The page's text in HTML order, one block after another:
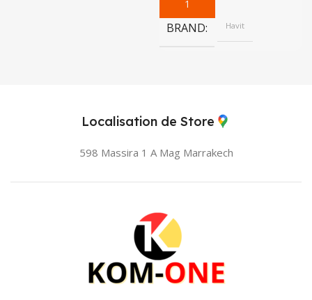
BRAND Havit
Localisation de Store
598 Massira 1 A Mag Marrakech